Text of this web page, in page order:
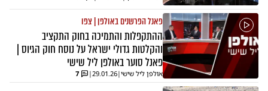
פאנל הפרשנים באולפן | צפו
ההתקפלות והתמיכה בחוק התקציב
והקלטות גדולי ישראל על נוסח חוק הגיוס |
פאנל סוער באולפן ליל שישי
אולפן ליל שישי|
29.01.26
|
7